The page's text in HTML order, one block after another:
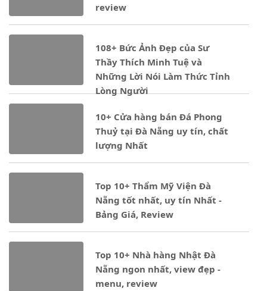
review
- 09/03/2025
108+ Bức Ảnh Đẹp của Sư
Thầy Thích Minh Tuệ và
Những Lời Nói Làm Thức Tỉnh
Lòng Người
Notice: Undefined property: stdClass::$ten_loai in
- 21/05/2024
10+ Cửa hàng bán Đá Phong
Thuỷ tại Đà Nẵng uy tín, chất
lượng Nhất
- 11/05/2024
Top 10+ Thẩm Mỹ Viện Đà
Nẵng tốt nhất, uy tín Nhất -
Bảng Giá, Review
- 23/03/2024
Top 10+ Nhà hàng Nhật Đà
Nẵng ngon nhất, view đẹp -
menu, review